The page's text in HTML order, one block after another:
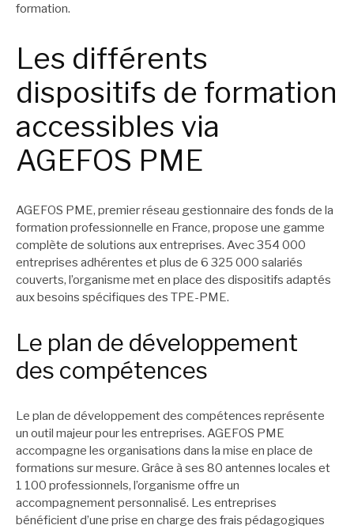
formation.
Les différents
dispositifs de formation
accessibles via
AGEFOS PME
AGEFOS PME, premier réseau gestionnaire des fonds de la
formation professionnelle en France, propose une gamme
complète de solutions aux entreprises. Avec 354 000
entreprises adhérentes et plus de 6 325 000 salariés
couverts, l’organisme met en place des dispositifs adaptés
aux besoins spécifiques des TPE-PME.
Le plan de développement
des compétences
Le plan de développement des compétences représente
un outil majeur pour les entreprises. AGEFOS PME
accompagne les organisations dans la mise en place de
formations sur mesure. Grâce à ses 80 antennes locales et
1 100 professionnels, l’organisme offre un
accompagnement personnalisé. Les entreprises
bénéficient d’une prise en charge des frais pédagogiques